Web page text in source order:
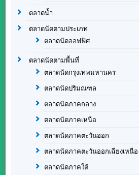
ตลาดน้ำ
ตลาดนัดตามประเภท
ตลาดนัดออฟฟิศ
ตลาดนัดตามพื้นที่
ตลาดนัดกรุงเทพมหานคร
ตลาดนัดปริมณฑล
ตลาดนัดภาคกลาง
ตลาดนัดภาคเหนือ
ตลาดนัดภาคตะวันออก
ตลาดนัดภาคตะวันออกเฉียงเหนือ
ตลาดนัดภาคใต้